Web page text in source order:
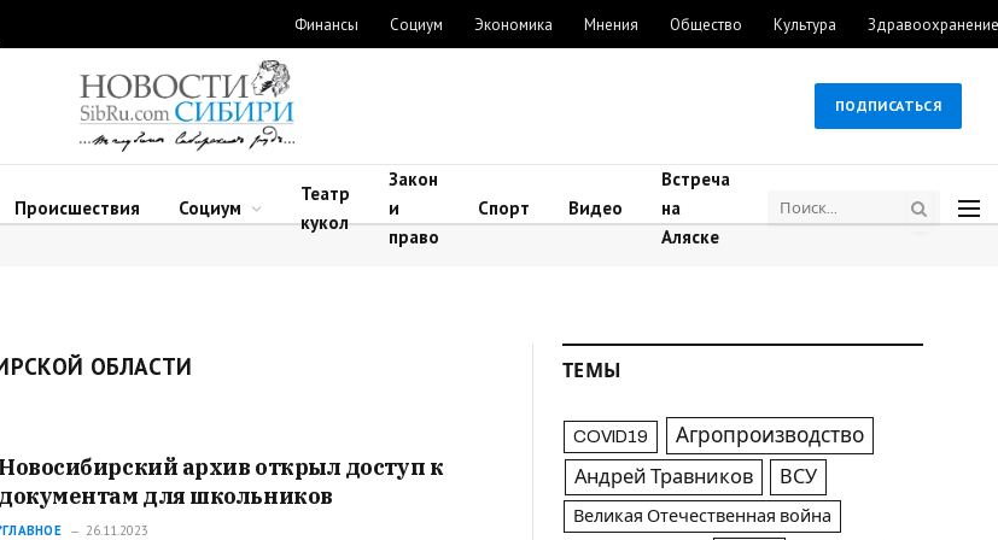
Финансы Социум Экономика Мнения Общество Культура Здравоохранение
ПОДПИСАТЬСЯ
Происшествия Социум
Театр
кукол
Закон
и
право
Спорт Видео
Встреча
на
Аляске
ОБЛАСТИ
Новосибирский архив открыл доступ к
документам для школьников
26.11.2023
ТЕМЫ
COVID19 Агропроизводство
Андрей Травников ВСУ
Великая Отечественная война